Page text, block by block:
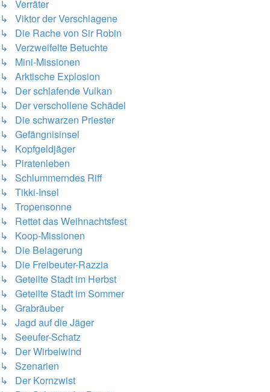
↳ Verräter
↳ Viktor der Verschlagene
↳ Die Rache von Sir Robin
↳ Verzweifelte Betuchte
↳ Mini-Missionen
↳ Arktische Explosion
↳ Der schlafende Vulkan
↳ Der verschollene Schädel
↳ Die schwarzen Priester
↳ Gefängnisinsel
↳ Kopfgeldjäger
↳ Piratenleben
↳ Schlummerndes Riff
↳ Tikki-Insel
↳ Tropensonne
↳ Rettet das Weihnachtsfest
↳ Koop-Missionen
↳ Die Belagerung
↳ Die Freibeuter-Razzia
↳ Geteilte Stadt im Herbst
↳ Geteilte Stadt im Sommer
↳ Grabräuber
↳ Jagd auf die Jäger
↳ Seeufer-Schatz
↳ Der Wirbelwind
↳ Szenarien
↳ Der Kornzwist